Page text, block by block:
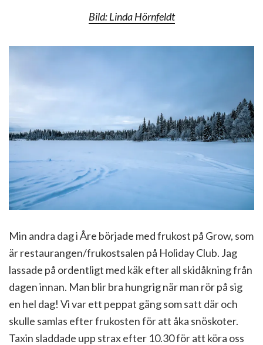
Bild: Linda Hörnfeldt
Min andra dag i Åre började med frukost på Grow, som
är restaurangen/frukostsalen på Holiday Club. Jag
lassade på ordentligt med käk efter all skidåkning från
dagen innan. Man blir bra hungrig när man rör på sig
en hel dag! Vi var ett peppat gäng som satt där och
skulle samlas efter frukosten för att åka snöskoter.
Taxin sladdade upp strax efter 10.30 för att köra oss